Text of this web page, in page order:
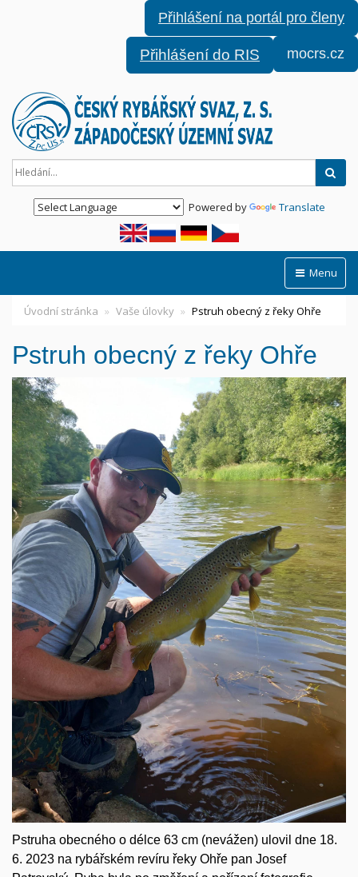
Přihlášení na portál pro členy
Přihlášení do RIS mocrs.cz
Powered by Translate
Menu
Úvodní stránka Vaše úlovky Pstruh obecný z řeky Ohře
Pstruh obecný z řeky Ohře
Pstruha obecného o délce 63 cm (nevážen) ulovil dne 18.
6. 2023 na rybářském revíru řeky Ohře pan Josef